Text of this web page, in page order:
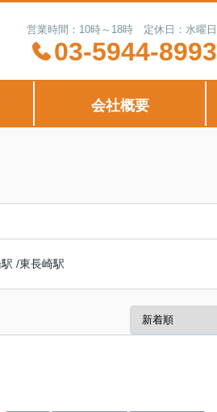
営業時間：10時～18時 定休日：水曜日
03-5944-8993
会社概要
/東長崎駅